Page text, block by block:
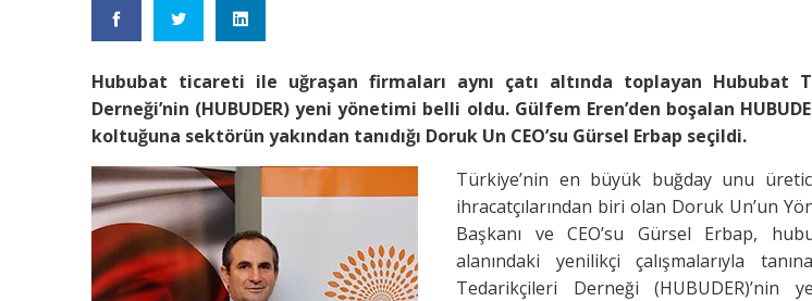
Hububat ticareti ile uğraşan firmaları aynı çatı altında toplayan Hububat
Derneği’nin (HUBUDER) yeni yönetimi belli oldu. Gülfem Eren’den boşalan
koltuğuna sektörün yakından tanıdığı Doruk Un CEO’su Gürsel Erbap seçildi.
Türkiye’nin en büyük buğday unu
ihracatçılarından biri olan Doruk Un’un
Başkanı ve CEO’su Gürsel Erbap,
alanındaki yenilikçi çalışmalarıyla
Tedarikçileri Derneği (HUBUDER)’nin